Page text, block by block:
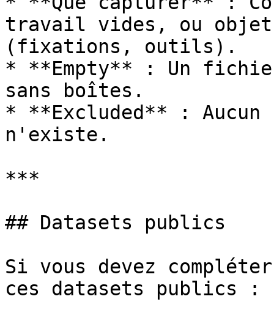
travail vides, ou
(fixations, outils).
* **Empty** : Un
sans boîtes.
* **Excluded** :
n'existe.
***
## Datasets publics
Si vous devez
ces datasets publics :